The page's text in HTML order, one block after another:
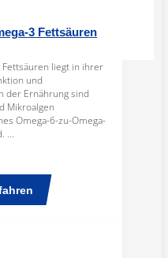
3 Fettsäuren
Fettsäuren liegt in ihrer
und
der Ernährung sind
Mikroalgen
Omega-6-zu-Omega-